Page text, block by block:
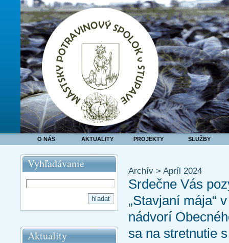
O NÁS AKTUALITY PROJEKTY SLUŽBY
Vyhľadávanie
Aktuality
Archív > Apríl 2024
Srdečne Vás
„Stavjaní mája“
nádvorí
sa na stretnutie